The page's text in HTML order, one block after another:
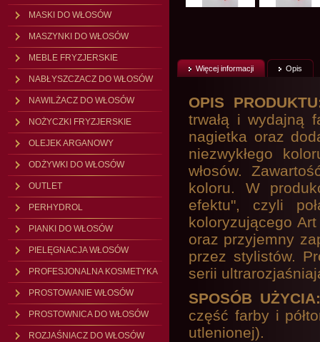
MASKI DO WŁOSÓW
MASZYNKI DO WŁOSÓW
MEBLE FRYZJERSKIE
NABŁYSZCZACZ DO WŁOSÓW
NAWILŻACZ DO WŁOSÓW
NOŻYCZKI FRYZJERSKIE
OLEJEK ARGANOWY
ODŻYWKI DO WŁOSÓW
OUTLET
PERHYDROL
PIANKI DO WŁOSÓW
PIELĘGNACJA WŁOSÓW
PROFESJONALNA KOSMETYKA
PROSTOWANIE WŁOSÓW
PROSTOWNICA DO WŁOSÓW
ROZJAŚNIACZ DO WŁOSÓW
Więcej informacji Opis
OPIS
trwałą i wydajną
nagietka oraz
niezwykłego
włosów.
koloru. W
efektu", czyli
koloryzującego
oraz przyjemny
przez stylistów.
serii
SPOSÓB UŻYCIA:
część farby i
utlenionej).